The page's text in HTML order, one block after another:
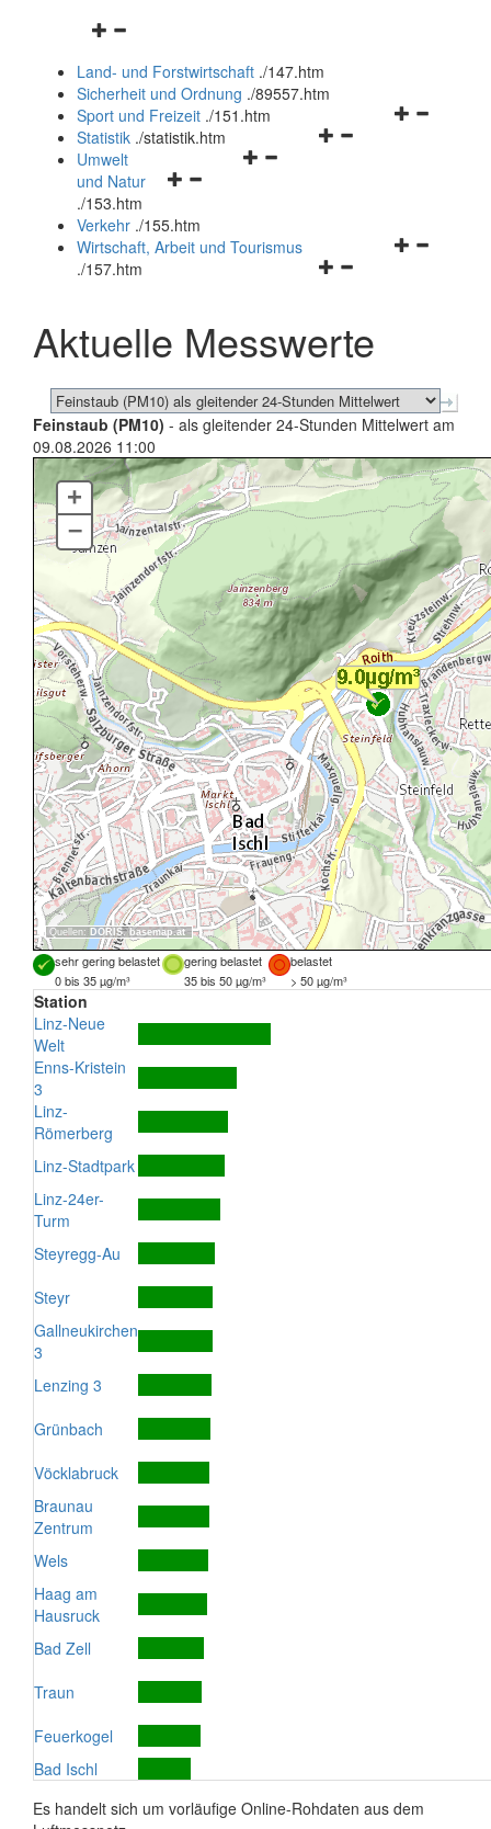
Navigationsmenü
und
schließen
Land- und Forstwirtschaft ./147.htm
Sicherheit und Ordnung ./89557.htm
Navigationsmenü
Sport und Freizeit ./151.htm
Navigationsmenü
Statistik ./statistik.htm
Navigationsmenü
und
schließen
Umwelt
und Natur
./153.htm
Verkehr ./155.htm
Navigationsmenü
schließen
Wirtschaft, Arbeit und Tourismus
./157.htm
Aktuelle Messwerte
Feinstaub (PM10) - als gleitender 24-Stunden Mittelwert am
09.08.2026 11:00
Quellen: DORIS, basemap.at
+
–
sehr gering belastet gering belastet
belastet
0 bis 35 µg/m³
35 bis 50 µg/m³ > 50 µg/m³
Station
Linz-Neue
Welt
Enns-Kristein
3
Linz-
Römerberg
Linz-Stadtpark
Linz-24er-
Turm
Steyregg-Au
Steyr
Gallneukirchen
3
Lenzing 3
Grünbach
Vöcklabruck
Braunau
Zentrum
Wels
Haag am
Hausruck
Bad Zell
Traun
Feuerkogel
Bad Ischl
Es handelt sich um vorläufige Online-Rohdaten aus dem